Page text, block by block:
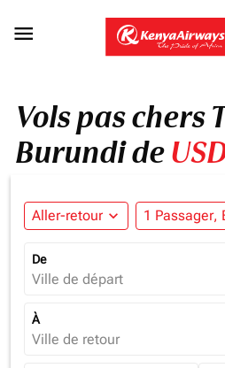

Vols pas chers
Burundi de
Aller-retour expand_more 1 Passager,
De
Ville de départ
À
Ville de retour